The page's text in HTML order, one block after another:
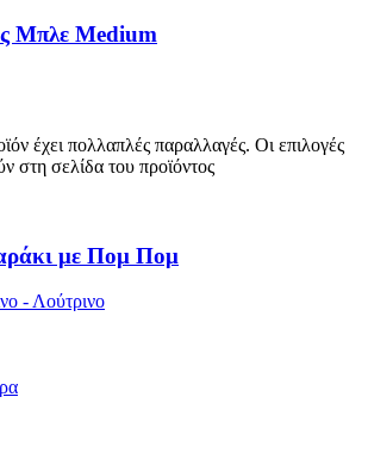
Μπλε Medium
έχει πολλαπλές παραλλαγές. Οι επιλογές
στη σελίδα του προϊόντος
με Πομ Πομ
- Λούτρινο